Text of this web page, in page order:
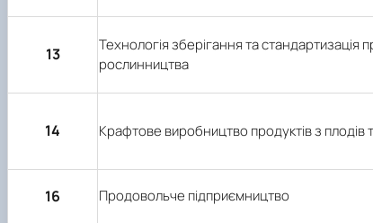
13
Технологія зберігання та стандартизація
рослинництва
14 Крафтове виробництво продуктів з плодів
16 Продовольче підприємництво